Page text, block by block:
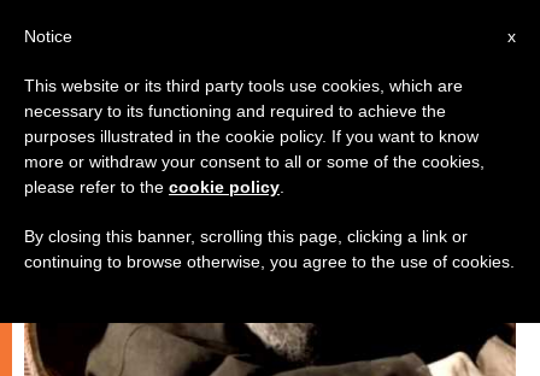
CHIESE LOCALI
x
Notice
This website or its third party tools use cookies, which are
necessary to its functioning and required to achieve the
purposes illustrated in the cookie policy. If you want to know
more or withdraw your consent to all or some of the cookies,
please refer to the cookie policy
By closing this banner, scrolling this page, clicking a link or
continuing to browse otherwise, you agree to the use of cookies.